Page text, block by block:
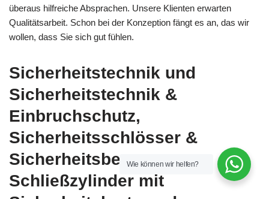
überaus hilfreiche Absprachen. Unsere Klienten erwarten
Qualitätsarbeit. Schon bei der Konzeption fängt es an, das wir
wollen, dass Sie sich gut fühlen.
Sicherheitstechnik und
Sicherheitstechnik &
Einbruchschutz,
Sicherheitsschlösser &
Sicherheitsberatung,
Schließzylinder mit
Wie können wir helfen?